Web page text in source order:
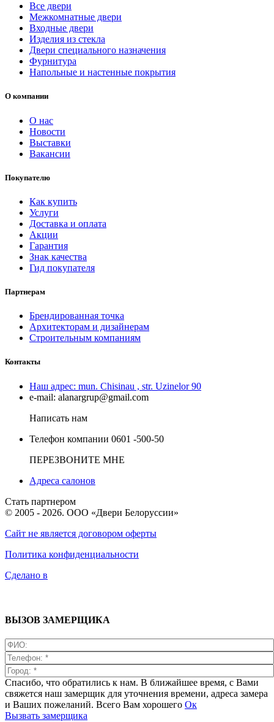
Все двери
Межкомнатные двери
Входные двери
Изделия из стекла
Двери специального назначения
Фурнитура
Напольные и настенные покрытия
О компании
О нас
Новости
Выставки
Вакансии
Покупателю
Как купить
Услуги
Доставка и оплата
Акции
Гарантия
Знак качества
Гид покупателя
Партнерам
Брендированная точка
Архитекторам и дизайнерам
Строительным компаниям
Контакты
Наш адрес: mun. Chisinau , str. Uzinelor 90
e-mail: alanargrup@gmail.com
Написать нам
Телефон компании 0601 -500-50
ПЕРЕЗВОНИТЕ МНЕ
Адреса салонов
Стать партнером
© 2005 - 2026. ООО «Двери Белоруссии»
Сайт не является договором оферты
Политика конфиденциальности
Сделано в
ВЫЗОВ ЗАМЕРЩИКА
Спасибо, что обратились к нам. В ближайшее время, с Вами
свяжется наш замерщик для уточнения времени, адреса замера
и Ваших пожеланий. Всего Вам хорошего Ок
Вызвать замерщика